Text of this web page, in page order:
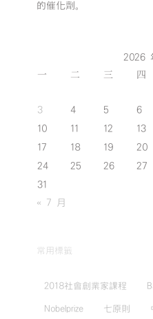
的催化劑。
2026
一 二 三 四
3
4 5 6
10
11 12 13
17
18 19 20
24
25 26 27
31
« 7 月
常用標籤
2018社會創業家課程
Nobelprize 七原則